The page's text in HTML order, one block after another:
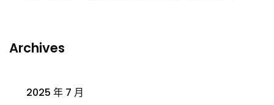
Archives
2025 年 7 月